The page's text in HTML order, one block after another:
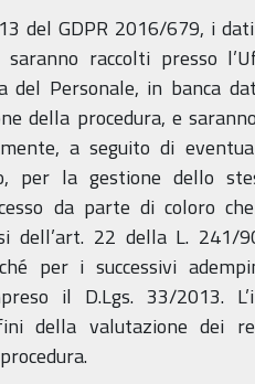
del GDPR 2016/679, i
saranno raccolti presso
del Personale, in banca
della procedura, e
a seguito di
per la gestione dello
da parte di coloro
dell’art. 22 della L. 241/
per i successivi
il D.Lgs. 33/2013.
della valutazione dei